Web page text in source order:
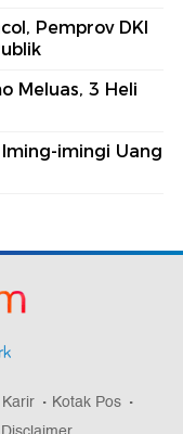
Pemprov DKI
Meluas, 3 Heli
imingi Uang
Karir
Kotak Pos